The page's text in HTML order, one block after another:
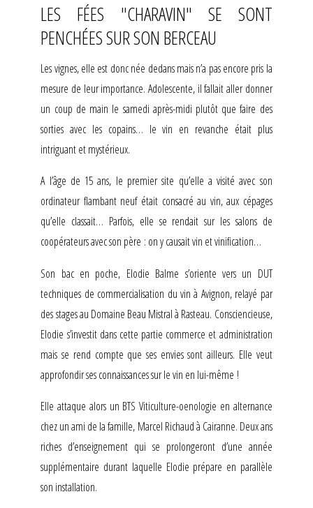
LES FÉES "CHARAVIN" SE SONT
PENCHÉES SUR SON BERCEAU
Les vignes, elle est donc née dedans mais n’a pas encore pris la
mesure de leur importance. Adolescente, il fallait aller donner
un coup de main le samedi après-midi plutôt que faire des
sorties avec les copains… le vin en revanche était plus
intriguant et mystérieux.
A l’âge de 15 ans, le premier site qu’elle a visité avec son
ordinateur flambant neuf était consacré au vin, aux cépages
qu’elle classait… Parfois, elle se rendait sur les salons de
coopérateurs avec son père : on y causait vin et vinification…
Son bac en poche, Elodie Balme s’oriente vers un DUT
techniques de commercialisation du vin à Avignon, relayé par
des stages au Domaine Beau Mistral à Rasteau. Consciencieuse,
Elodie s’investit dans cette partie commerce et administration
mais se rend compte que ses envies sont ailleurs. Elle veut
approfondir ses connaissances sur le vin en lui-même !
Elle attaque alors un BTS Viticulture-oenologie en alternance
chez un ami de la famille, Marcel Richaud à Cairanne. Deux ans
riches d’enseignement qui se prolongeront d’une année
supplémentaire durant laquelle Elodie prépare en parallèle
son installation.